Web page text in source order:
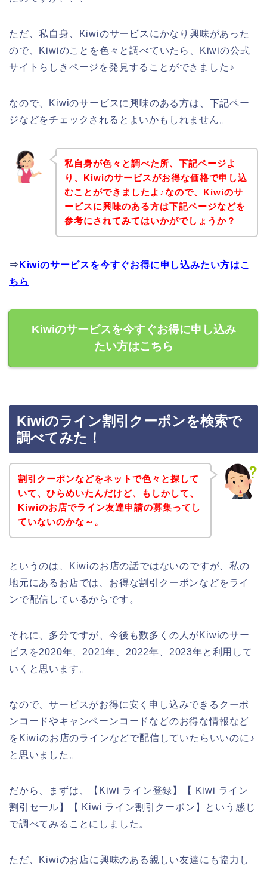
ただ、私自身、Kiwiのサービスにかなり興味があった
ので、Kiwiのことを色々と調べていたら、Kiwiの公式
サイトらしきページを発見することができました♪
なので、Kiwiのサービスに興味のある方は、下記ペー
ジなどをチェックされるとよいかもしれません。
私自身が色々と調べた所、下記ページよ
り、Kiwiのサービスがお得な価格で申し込
むことができましたよ♪なので、Kiwiのサ
ービスに興味のある方は下記ページなどを
参考にされてみてはいかがでしょうか？
⇒ Kiwiのサービスを今すぐお得に申し込みたい方はこ
ちら
Kiwiのサービスを今すぐお得に申し込み
たい方はこちら
Kiwiのライン割引クーポンを検索で
調べてみた！
割引クーポンなどをネットで色々と探して
いて、ひらめいたんだけど、もしかして、
Kiwiのお店でライン友達申請の募集ってし
ていないのかな～。
というのは、Kiwiのお店の話ではないのですが、私の
地元にあるお店では、お得な割引クーポンなどをライ
ンで配信しているからです。
それに、多分ですが、今後も数多くの人がKiwiのサー
ビスを2020年、2021年、2022年、2023年と利用して
いくと思います。
なので、サービスがお得に安く申し込みできるクーポ
ンコードやキャンペーンコードなどのお得な情報など
をKiwiのお店のラインなどで配信していたらいいのに♪
と思いました。
だから、まずは、【Kiwi ライン登録】【 Kiwi ライン
割引セール】【 Kiwi ライン割引クーポン】という感じ
で調べてみることにしました。
ただ、Kiwiのお店に興味のある親しい友達にも協力し